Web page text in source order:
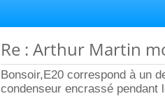
Re : Arthur Martin
Bonsoir,E20 correspond à un
condenseur encrassé pendant